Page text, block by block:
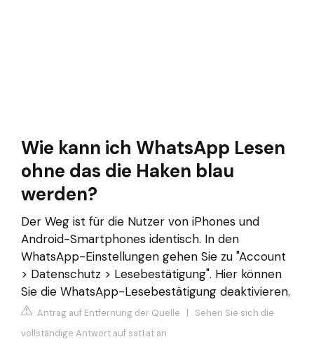
Wie kann ich WhatsApp Lesen
ohne das die Haken blau
werden?
Der Weg ist für die Nutzer von iPhones und
Android-Smartphones identisch. In den
WhatsApp-Einstellungen gehen Sie zu "Account
> Datenschutz > Lesebestätigung". Hier können
Sie die WhatsApp-Lesebestätigung deaktivieren.
Antrag auf Entfernung der Quelle | Sehen Sie sich die
vollständige Antwort auf sat1.at an